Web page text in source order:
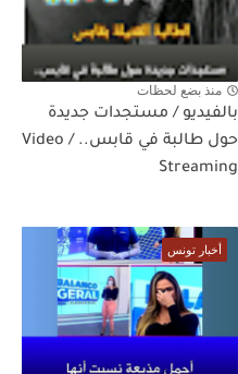
منذ بضع لحظات
بالفيديو / مستجدات جديدة
حول طالبة في قابس.. / Video
Streaming
أخبار تونس